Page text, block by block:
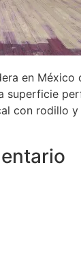
en México
superficie
con rodillo